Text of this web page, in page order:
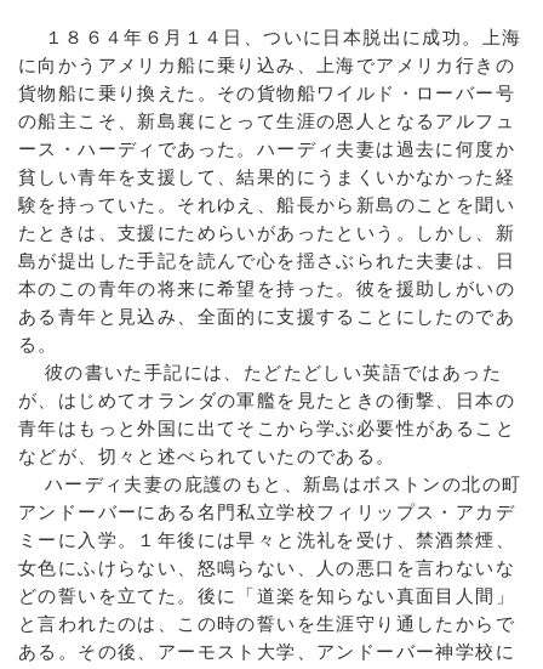
１８６４年６月１４日、ついに日本脱出に成功。上海
に向かうアメリカ船に乗り込み、上海でアメリカ行きの
貨物船に乗り換えた。その貨物船ワイルド・ローバー号
の船主こそ、新島襄にとって生涯の恩人となるアルフュ
ース・ハーディであった。ハーディ夫妻は過去に何度か
貧しい青年を支援して、結果的にうまくいかなかった経
験を持っていた。それゆえ、船長から新島のことを聞い
たときは、支援にためらいがあったという。しかし、新
島が提出した手記を読んで心を揺さぶられた夫妻は、日
本のこの青年の将来に希望を持った。彼を援助しがいの
ある青年と見込み、全面的に支援することにしたのであ
る。
彼の書いた手記には、たどたどしい英語ではあった
が、はじめてオランダの軍艦を見たときの衝撃、日本の
青年はもっと外国に出てそこから学ぶ必要性があること
などが、切々と述べられていたのである。
ハーディ夫妻の庇護のもと、新島はボストンの北の町
アンドーバーにある名門私立学校フィリップス・アカデ
ミーに入学。１年後には早々と洗礼を受け、禁酒禁煙、
女色にふけらない、怒鳴らない、人の悪口を言わないな
どの誓いを立てた。後に「道楽を知らない真面目人間」
と言われたのは、この時の誓いを生涯守り通したからで
ある。その後、アーモスト大学、アンドーバー神学校に